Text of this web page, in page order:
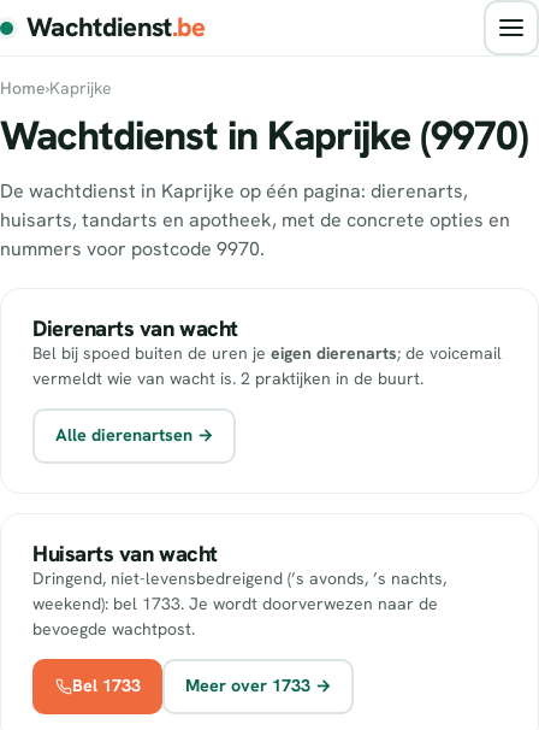
Wachtdienst.be
Home›Kaprijke
Wachtdienst in Kaprijke (9970)
De wachtdienst in Kaprijke op één pagina: dierenarts,
huisarts, tandarts en apotheek, met de concrete opties en
nummers voor postcode 9970.
Dierenarts van wacht
Bel bij spoed buiten de uren je eigen dierenarts; de voicemail
vermeldt wie van wacht is. 2 praktijken in de buurt.
Alle dierenartsen →
Huisarts van wacht
Dringend, niet-levensbedreigend (’s avonds, ’s nachts,
weekend): bel 1733. Je wordt doorverwezen naar de
bevoegde wachtpost.
Bel 1733 Meer over 1733 →